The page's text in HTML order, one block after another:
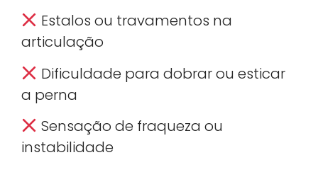
Estalos ou travamentos na
articulação
Dificuldade para dobrar ou esticar
a perna
Sensação de fraqueza ou
instabilidade